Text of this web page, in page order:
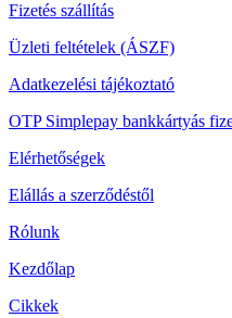
Fizetés szállítás
Üzleti feltételek (ÁSZF)
Adatkezelési tájékoztató
OTP Simplepay bankkártyás
Elérhetőségek
Elállás a szerződéstől
Rólunk
Kezdőlap
Cikkek